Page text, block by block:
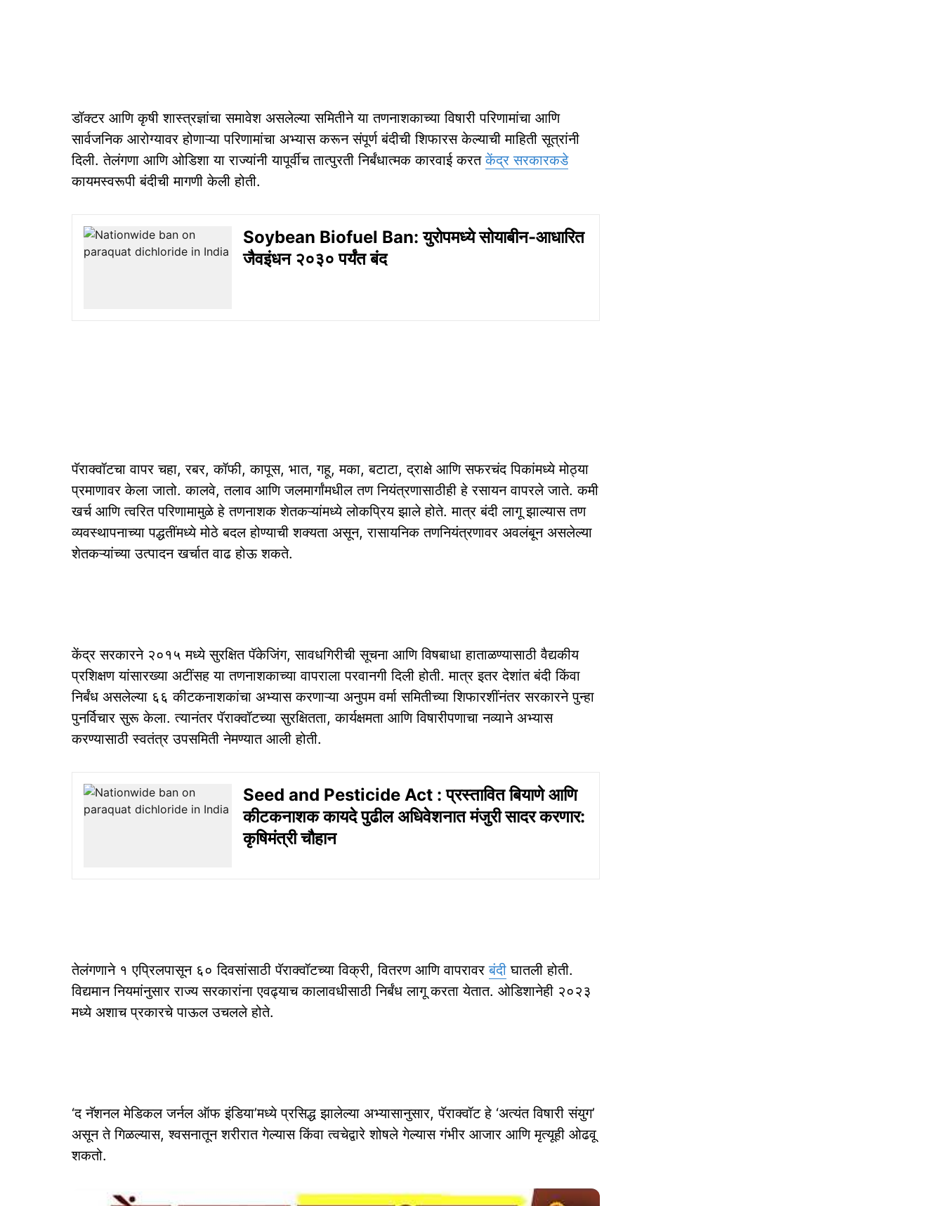
डॉक्टर आणि कृषी शास्त्रज्ञांचा समावेश असलेल्या समितीने या तणनाशकाच्या विषारी परिणामांचा आणि
सार्वजनिक आरोग्यावर होणाऱ्या परिणामांचा अभ्यास करून संपूर्ण बंदीची शिफारस केल्याची माहिती सूत्रांनी
दिली. तेलंगणा आणि ओडिशा या राज्यांनी यापूर्वीच तात्पुरती निर्बंधात्मक कारवाई करतकेंद्र सरकारकडे
कायमस्वरूपी बंदीची मागणी केली होती.
Soybean Biofuel Ban: युरोपमध्ये सोयाबीन-आधारित
जैवइंधन २०३० पर्यंत बंद
पॅराक्वॉटचा वापर चहा, रबर, कॉफी, कापूस, भात, गहू, मका, बटाटा, द्राक्षे आणि सफरचंद पिकांमध्ये मोठ्या
प्रमाणावर केला जातो. कालवे, तलाव आणि जलमार्गांमधील तण नियंत्रणासाठीही हे रसायन वापरले जाते. कमी
खर्च आणि त्वरित परिणामामुळे हे तणनाशक शेतकऱ्यांमध्ये लोकप्रिय झाले होते. मात्र बंदी लागू झाल्यास तण
व्यवस्थापनाच्या पद्धतींमध्ये मोठे बदल होण्याची शक्यता असून, रासायनिक तणनियंत्रणावर अवलंबून असलेल्या
शेतकऱ्यांच्या उत्पादन खर्चात वाढ होऊ शकते.
केंद्र सरकारने २०१५ मध्ये सुरक्षित पॅकेजिंग, सावधगिरीची सूचना आणि विषबाधा हाताळण्यासाठी वैद्यकीय
प्रशिक्षण यांसारख्या अटींसह या तणनाशकाच्या वापराला परवानगी दिली होती. मात्र इतर देशांत बंदी किंवा
निर्बंध असलेल्या ६६ कीटकनाशकांचा अभ्यास करणाऱ्या अनुपम वर्मा समितीच्या शिफारशींनंतर सरकारने पुन्हा
पुनर्विचार सुरू केला. त्यानंतर पॅराक्वॉटच्या सुरक्षितता, कार्यक्षमता आणि विषारीपणाचा नव्याने अभ्यास
करण्यासाठी स्वतंत्र उपसमिती नेमण्यात आली होती.
Seed and Pesticide Act : प्रस्तावित बियाणे आणि
कीटकनाशक कायदे पुढील अधिवेशनात मंजुरी सादर करणार:
कृषिमंत्री चौहान
तेलंगणाने १ एप्रिलपासून ६० दिवसांसाठी पॅराक्वॉटच्या विक्री, वितरण आणि वापरावरबंदी घातली होती.
विद्यमान नियमांनुसार राज्य सरकारांना एवढ्याच कालावधीसाठी निर्बंध लागू करता येतात. ओडिशानेही २०२३
मध्ये अशाच प्रकारचे पाऊल उचलले होते.
‘द नॅशनल मेडिकल जर्नल ऑफ इंडिया’मध्ये प्रसिद्ध झालेल्या अभ्यासानुसार, पॅराक्वॉट हे ‘अत्यंत विषारी संयुग’
असून ते गिळल्यास, श्वसनातून शरीरात गेल्यास किंवा त्वचेद्वारे शोषले गेल्यास गंभीर आजार आणि मृत्यूही ओढवू
शकतो.